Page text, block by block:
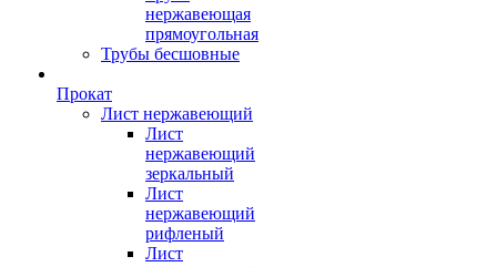
нержавеющая
прямоугольная
Трубы бесшовные
Прокат
Лист нержавеющий
Лист
нержавеющий
зеркальный
Лист
нержавеющий
рифленый
Лист